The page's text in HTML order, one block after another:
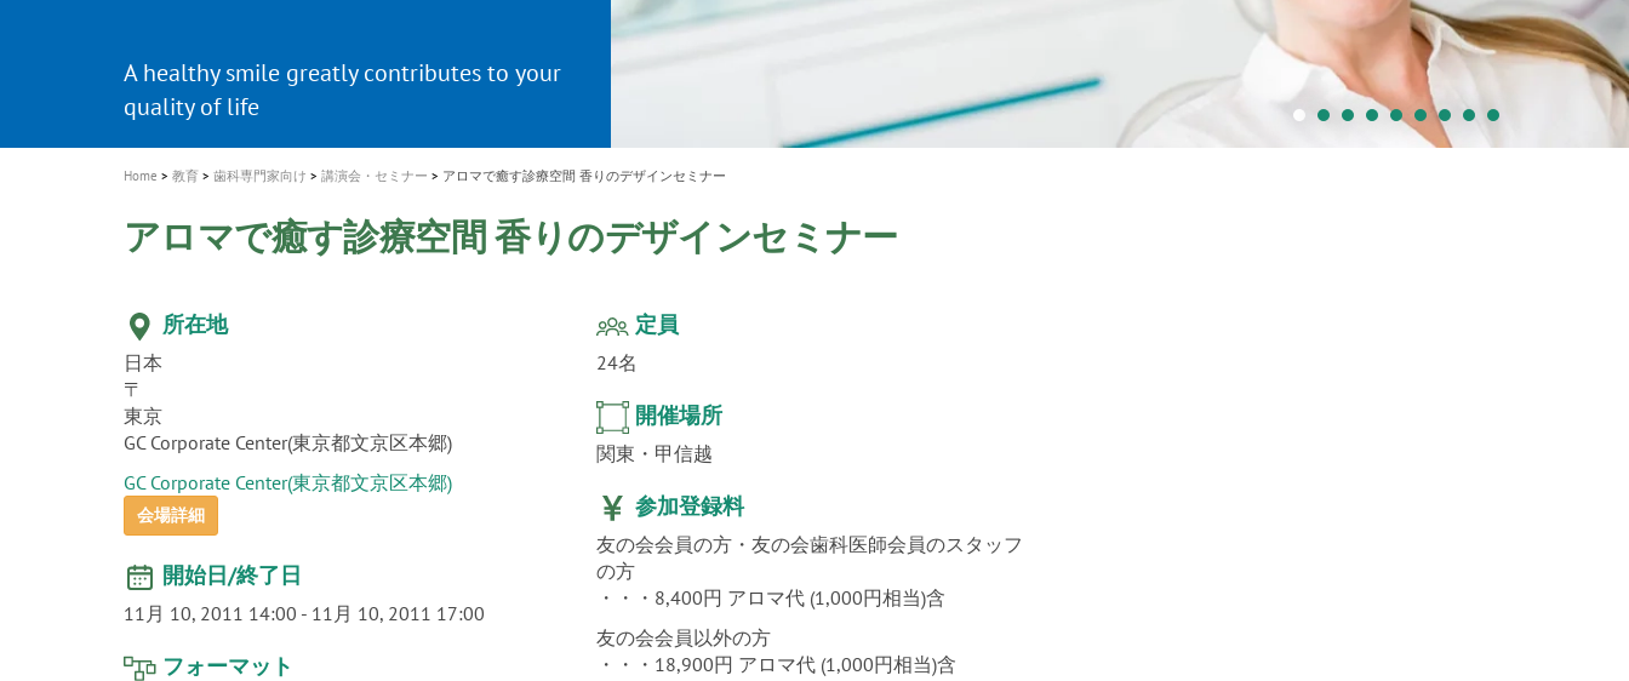
i
o
n
A healthy smile greatly contributes to your
quality of life
新発売 エバーエックス フロー
製品の詳細情報はこちら
「セラスマート テクノロジーブック」公
開
「イニシャル LiSi（リジ）ブロック テクノ
ロジーブック」公開
歯を内部まで白くする
医療ホワイトニング ティオン®
新製品 イオム ナゴミ for DH
専用サイトはこちら
新製品バキュクレーブ 118 / 318 Prime
製品の詳細情報はこちら
インプラント Aadva®
ショートインプラント新発売
GCグループ企業
Home 教育 歯科専門家向け 講演会・セミナー アロマで癒す診療空間 香りのデザインセミナー
アロマで癒す診療空間 香りのデザインセミナー
所在地
日本
〒
東京
GC Corporate Center(東京都文京区本郷)
GC Corporate Center(東京都文京区本郷)
会場詳細
開始日/終了日
11月 10, 2011 14:00 - 11月 10, 2011 17:00
フォーマット
定員
24名
開催場所
関東・甲信越
参加登録料
友の会会員の方・友の会歯科医師会員のスタッフ
の方
・・・8,400円 アロマ代 (1,000円相当)含
友の会会員以外の方
・・・18,900円 アロマ代 (1,000円相当)含